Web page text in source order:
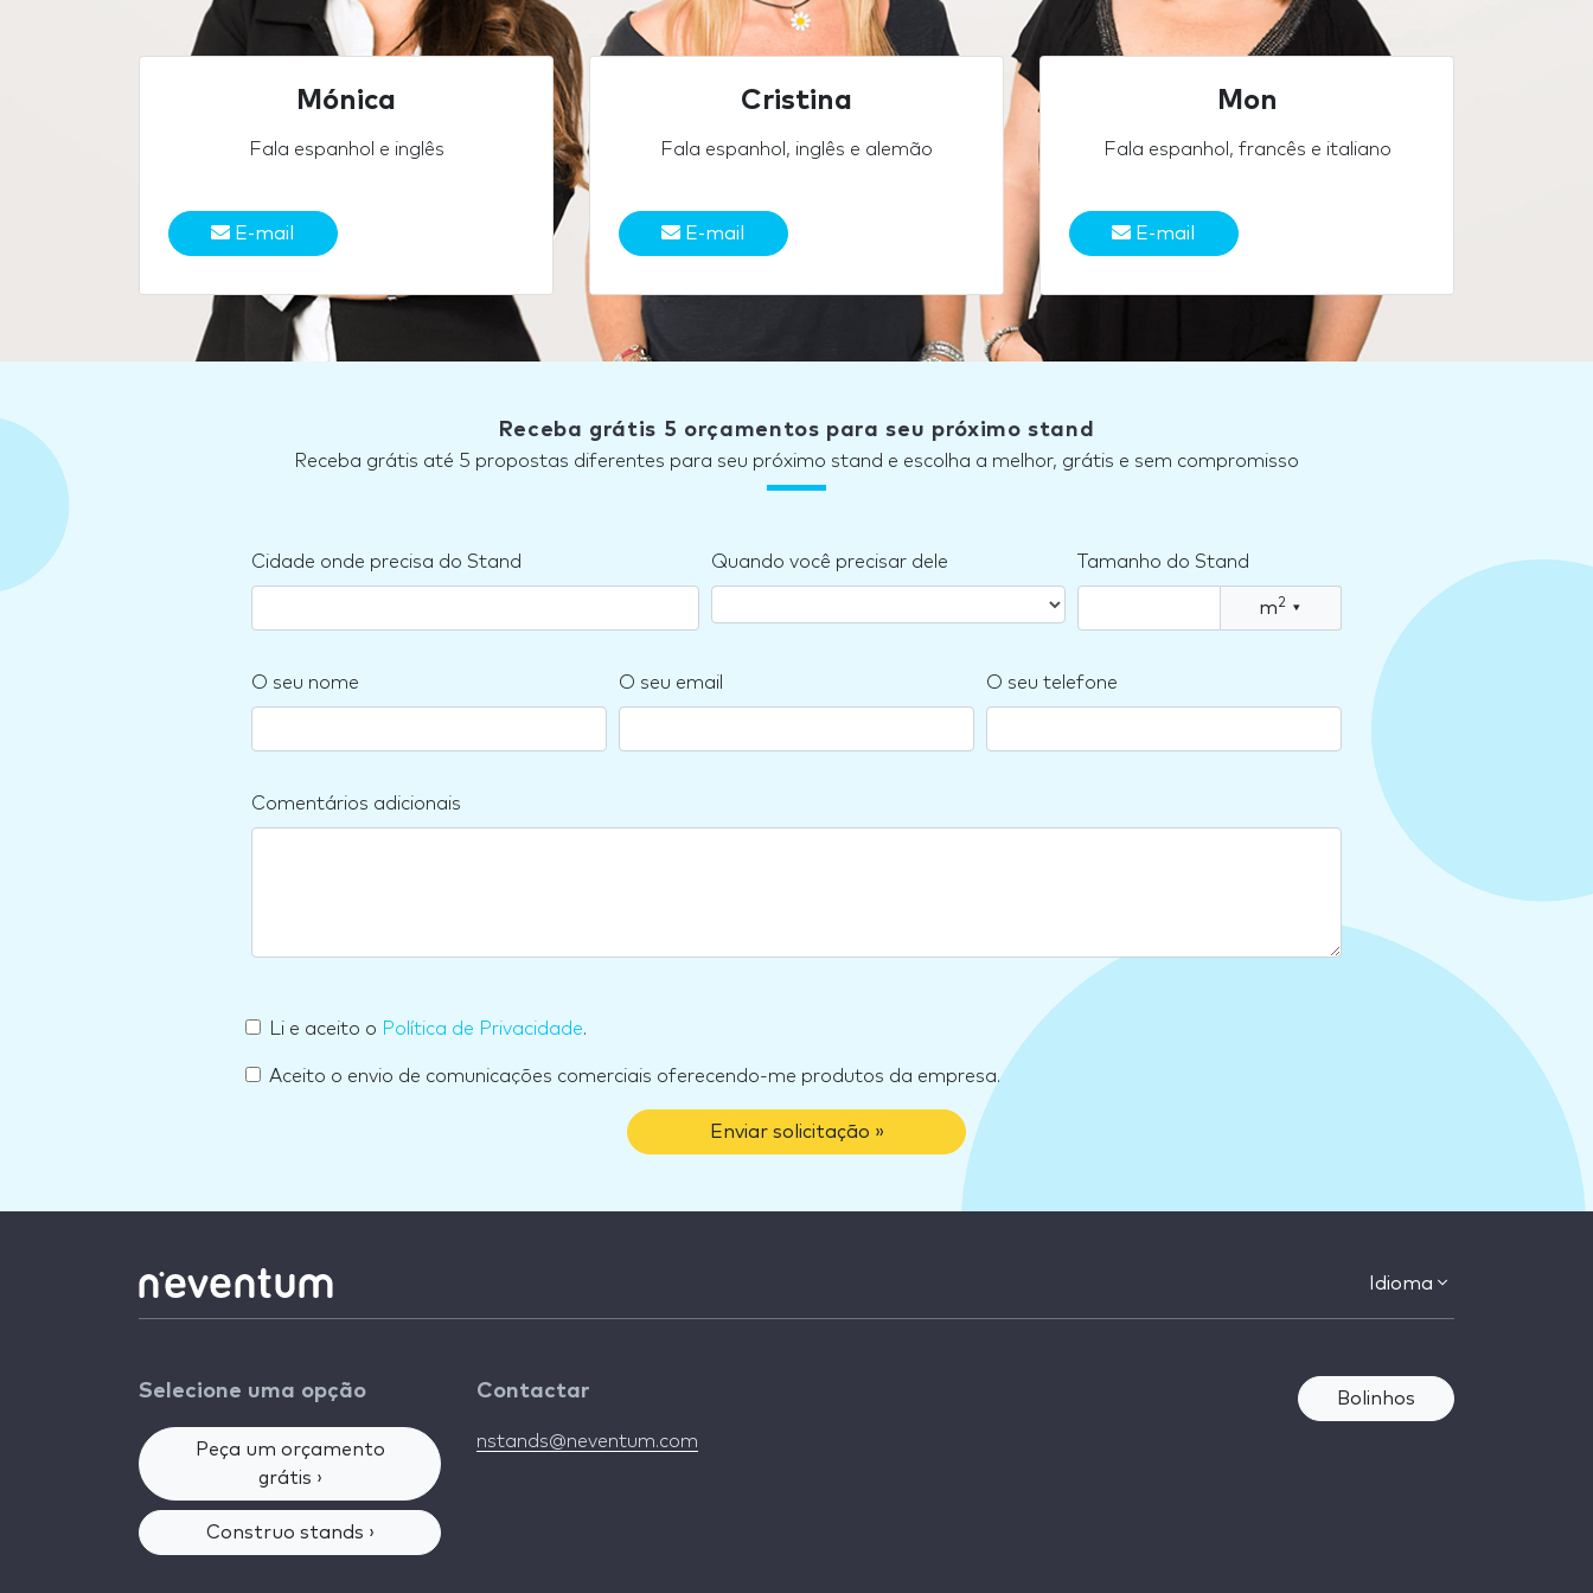
Mónica
Fala espanhol e inglês
E-mail
Cristina
Fala espanhol, inglês e alemão
E-mail
Mon
Fala espanhol, francês e italiano
E-mail
Receba grátis 5 orçamentos para seu próximo stand
Receba grátis até 5 propostas diferentes para seu próximo stand e escolha a melhor, grátis e sem compromisso
Cidade onde precisa do Stand Quando você precisar dele Tamanho do Stand
m2 ▾
O seu nome O seu email O seu telefone
Comentários adicionais
Li e aceito o Política de Privacidade.
Aceito o envio de comunicações comerciais oferecendo-me produtos da empresa.
Enviar solicitação »
Idioma
Selecione uma opção
Peça um orçamento
grátis ›
Construo stands ›
Contactar
nstands@neventum.com
Bolinhos